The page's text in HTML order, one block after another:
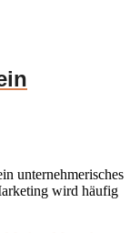
unternehmerisches
wird häufig